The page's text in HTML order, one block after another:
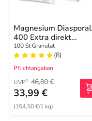
Magnesium Diasporal
400 Extra direkt
Granulat
100 St Granulat
(8)
Pflichtangaben
UVP1 46,80 €
33,99 €
(154,50 €/1 kg)